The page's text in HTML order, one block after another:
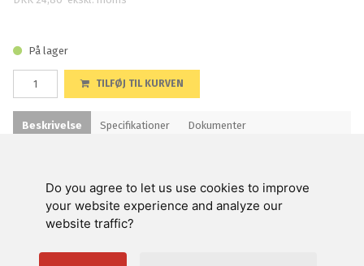
Do you agree to let us use cookies to improve
your website experience and analyze our
website traffic?
På lager
TILFØJ TIL KURVEN
Beskrivelse Specifikationer Dokumenter
Swienty A/S
Kundeservice